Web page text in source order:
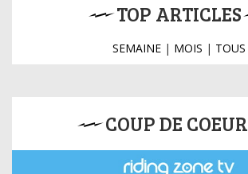
TOP ARTICLES
SEMAINE| MOIS | TOUS
COUP DE COEUR